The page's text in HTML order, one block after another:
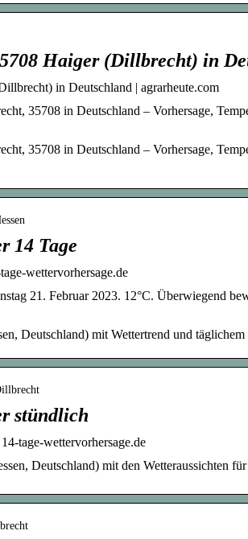
Haiger (Dillbrecht) in
in Deutschland | agrarheute.com
35708 in Deutschland – Vorhersage,
35708 in Deutschland – Vorhersage,
14 Tage
wettervorhersage.de
21. Februar 2023. 12°C. Überwiegend
Deutschland) mit Wettertrend und täglichem
stündlich
tage-wettervorhersage.de
Deutschland) mit den Wetteraussichten